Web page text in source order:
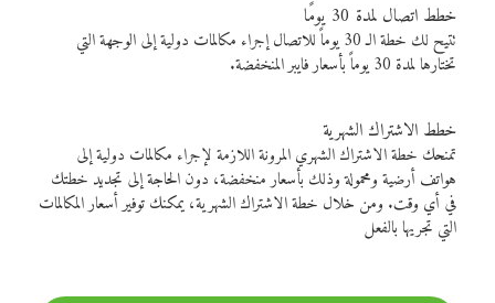
خطط اتصال لمدة 30 يومًا
تتيح لك خطة الـ 30 يوماً للاتصال إجراء مكالمات دولية إلى الوجهة التي
تختارها لمدة 30 يوماً بأسعار فايبر المنخفضة.
خطط الاشتراك الشهرية
تمنحك خطة الاشتراك الشهري المرونة اللازمة لإجراء مكالمات دولية إلى
هواتف أرضية ومحمولة وذلك بأسعار منخفضة، دون الحاجة إلى تجديد خطتك
في أي وقت. ومن خلال خطة الاشتراك الشهرية، يمكنك توفير أسعار المكالمات
التي تجريها بالفعل